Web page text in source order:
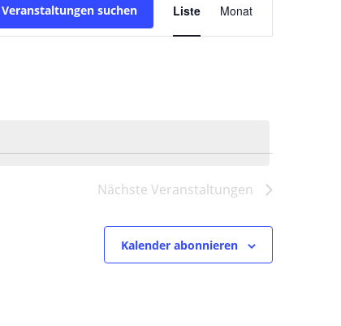
Veranstaltungen suchen Ansichten-
Navigation
Liste Monat
Nächste Veranstaltungen
Kalender abonnieren